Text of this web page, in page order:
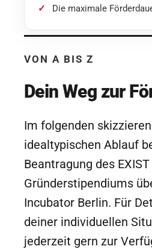
Die maximale
VON A BIS Z
Dein Weg zur
Im folgenden
idealtypischen Ablauf
Beantragung des EXIST
Gründerstipendiums
Incubator Berlin. Für
deiner individuellen
jederzeit gern zur